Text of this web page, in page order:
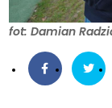
fot: Damian